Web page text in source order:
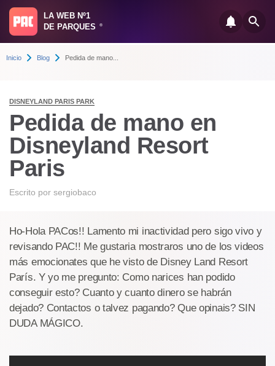
LA WEB Nº1
DE PARQUES
®
Inicio Blog Pedida de mano...
DISNEYLAND PARIS PARK
Pedida de mano en
Disneyland Resort
Paris
Escrito por sergiobaco
Ho-Hola PACos!! Lamento mi inactividad pero sigo vivo y
revisando PAC!! Me gustaria mostraros uno de los videos
más emocionates que he visto de Disney Land Resort
París. Y yo me pregunto: Como narices han podido
conseguir esto? Cuanto y cuanto dinero se habrán
dejado? Contactos o talvez pagando? Que opinais? SIN
DUDA MÁGICO.